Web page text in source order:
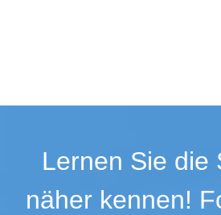
Lernen Sie die
näher kennen!